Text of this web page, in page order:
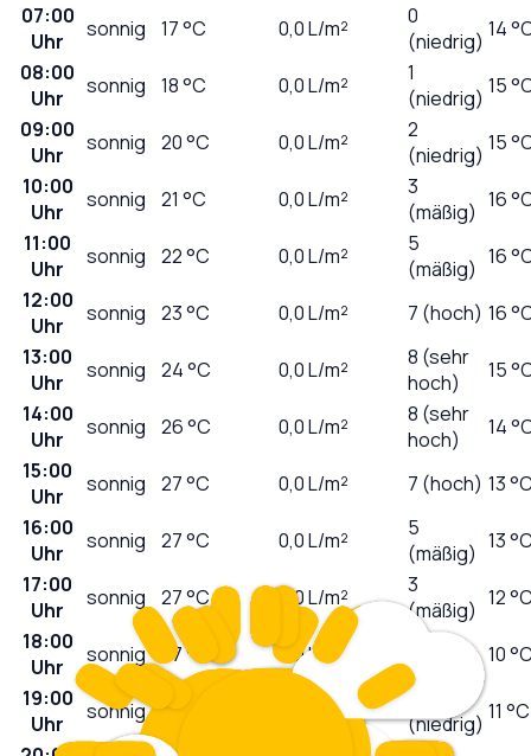
07:00
Uhr
sonnig 17°C 0,0L/m²
0
(niedrig) 14
08:00
Uhr
sonnig 18°C 0,0L/m²
1
(niedrig) 15
09:00
Uhr
sonnig 20°C 0,0L/m²
2
(niedrig) 15
10:00
Uhr
sonnig 21 °C 0,0L/m²
3
(mäßig) 16
11:00
Uhr
sonnig 22°C 0,0L/m²
5
(mäßig) 16
12:00
Uhr
sonnig 23°C 0,0L/m² 7 (hoch) 16
13:00
Uhr
sonnig 24°C 0,0L/m²
8 (sehr
hoch)
15
14:00
Uhr
sonnig 26°C 0,0L/m²
8 (sehr
hoch)
14
15:00
Uhr
sonnig 27°C 0,0L/m² 7 (hoch) 13
16:00
Uhr
sonnig 27°C 0,0L/m²
5
(mäßig) 13
17:00
Uhr
sonnig 27°C 0,0L/m²
3
(mäßig) 12
18:00
Uhr
sonnig 27°C 0,0L/m²
(niedrig)10
19:00
Uhr
sonnig 27 L/m²
1
(niedrig) 11 °C